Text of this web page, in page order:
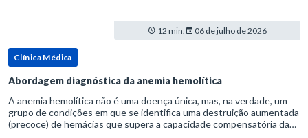
12 min. 06 de julho de 2026
Clínica Médica
Abordagem diagnóstica da anemia hemolítica
A anemia hemolítica não é uma doença única, mas, na verdade, um
grupo de condições em que se identifica uma destruição aumentada
(precoce) de hemácias que supera a capacidade compensatória da